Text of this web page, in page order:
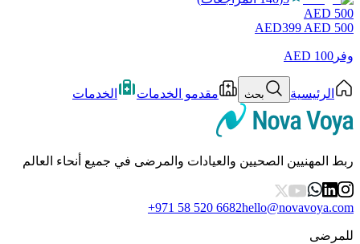
500
AED
500
AED399 AED
وفر 100
AED
الرئيسية بحث مقدمو الخدمات الخدمات
ربط المهنيين الصحيين والعيادات والمرضى في جميع أنحاء العالم
hello@novavoya.com
+971 58 520 6682
للمرضى